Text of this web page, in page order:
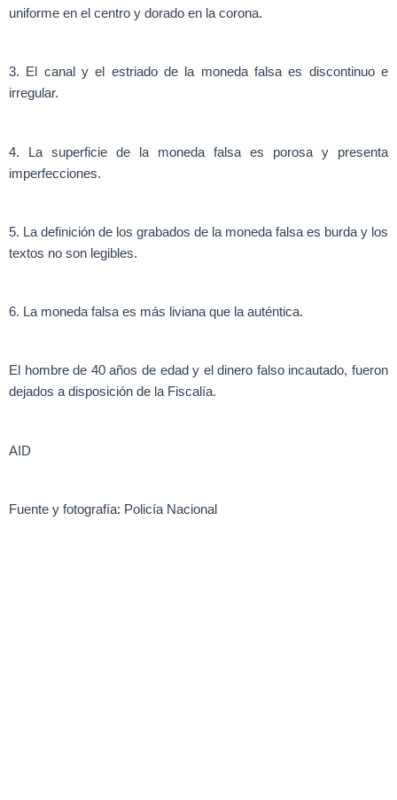
uniforme en el centro y dorado en la corona.
3. El canal y el estriado de la moneda falsa es discontinuo e
irregular.
4. La superficie de la moneda falsa es porosa y presenta
imperfecciones.
5. La definición de los grabados de la moneda falsa es burda y los
textos no son legibles.
6. La moneda falsa es más liviana que la auténtica.
El hombre de 40 años de edad y el dinero falso incautado, fueron
dejados a disposición de la Fiscalía.
AID
Fuente y fotografía: Policía Nacional